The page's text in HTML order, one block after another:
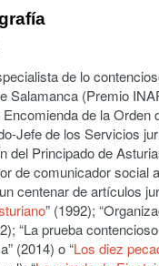
de lo
Salamanca (Premio
de la Orden
Jefe de los Servicios
del Principado de
de comunicador social
centenar de artículos
” (1992);
“La prueba
(2014) o “Los diez